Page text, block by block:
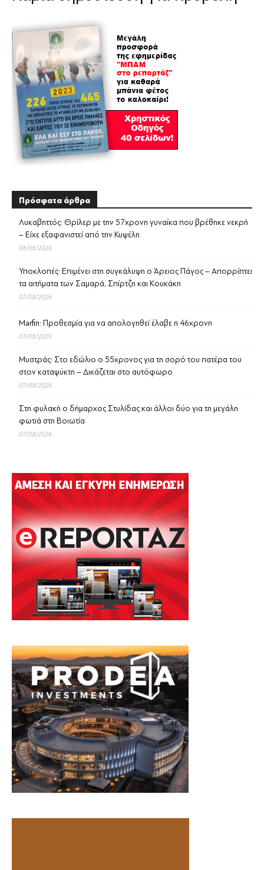
Πρόσφατα άρθρα
Λυκαβηττός: Θρίλερ με την 57χρονη γυναίκα που βρέθηκε νεκρή
– Είχε εξαφανιστεί από την Κυψέλη
08/08/2026
Υποκλοπές: Επιμένει στη συγκάλυψη ο Άρειος Πάγος – Απορρίπτει
τα αιτήματα των Σαμαρά, Σπίρτζη και Κουκάκη
07/08/2026
Marfin: Προθεσμία για να απολογηθεί έλαβε η 46χρονη
07/08/2026
Μυστράς: Στο εδώλιο ο 55χρονος για τη σορό του πατέρα του
στον καταψύκτη – Δικάζεται στο αυτόφωρο
07/08/2026
Στη φυλακή ο δήμαρχος Στυλίδας και άλλοι δύο για τη μεγάλη
φωτιά στη Βοιωτία
07/08/2026